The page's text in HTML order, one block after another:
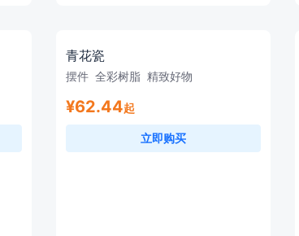
青花瓷
摆件 全彩树脂 精致好物
¥62.44起
立即购买